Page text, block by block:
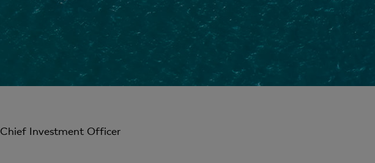
Chief Investment Officer